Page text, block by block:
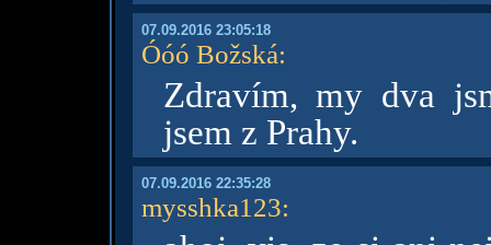
07.09.2016 23:05:18
Óóó Božská:
Zdravím, my dva
jsem z Prahy.
07.09.2016 22:35:28
mysshka123: